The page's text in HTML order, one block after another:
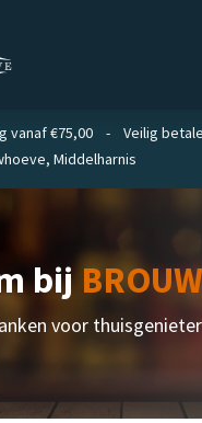
vanaf €75,00 - Veilig
Middelharnis
bij
voor